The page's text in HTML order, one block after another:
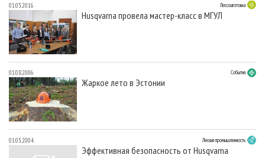
01.03.2016 Лесозаготовка
Husqvarna провела мастер-класс в МГУЛ
01.08.2006 События
Жаркое лето в Эстонии
01.03.2004 Лесная промышленность
Эффективная безопасность от Husqvarna